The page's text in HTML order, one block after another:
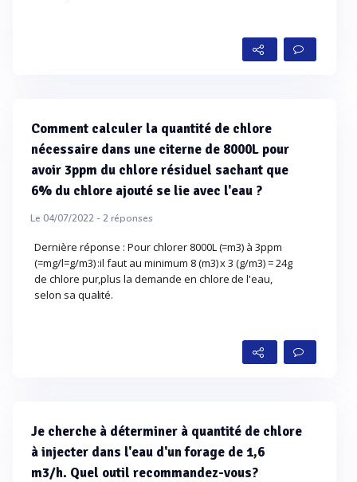
Comment calculer la quantité de chlore
nécessaire dans une citerne de 8000L pour
avoir 3ppm du chlore résiduel sachant que
6% du chlore ajouté se lie avec l'eau ?
Le 04/07/2022 -2réponses
Dernière réponse : Pour chlorer 8000L (=m3) à 3ppm
(=mg/l=g/m3) :il faut au minimum 8 (m3) x 3 (g/m3) = 24g
de chlore pur,plus la demande en chlore de l'eau,
selon sa qualité.
Je cherche à déterminer à quantité de chlore
à injecter dans l'eau d'un forage de 1,6
m3/h. Quel outil recommandez-vous?